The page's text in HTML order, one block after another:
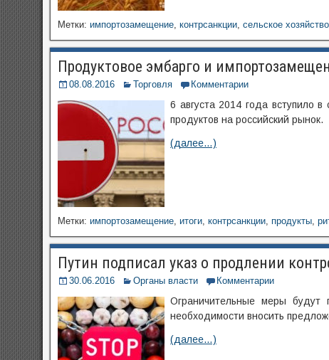
Метки: импортозамещение, контрсанкции, сельское хозяйство
Продуктовое эмбарго и
08.08.2016 Торговля Комментарии
6 августа 2014 года вступило
продуктов на российский рынок.
(далее…)
Метки: импортозамещение, итоги, контрсанкции, продукты,
Путин подписал указ о продлении
30.06.2016 Органы власти Комментарии
Ограничительные меры будут
необходимости вносить
(далее…)